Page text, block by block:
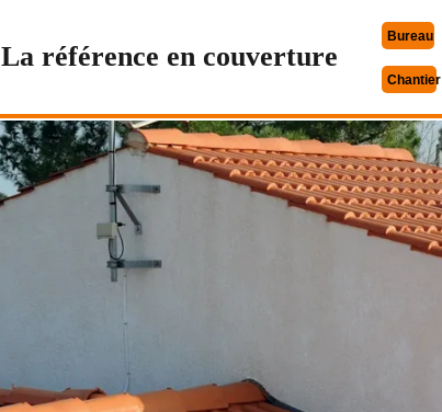
La référence en couverture
Bureau
Chantier